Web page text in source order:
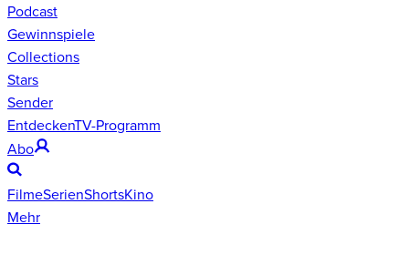
Podcast
Gewinnspiele
Collections
Stars
Sender
EntdeckenTV-Programm
Abo
FilmeSerienShortsKino
Mehr